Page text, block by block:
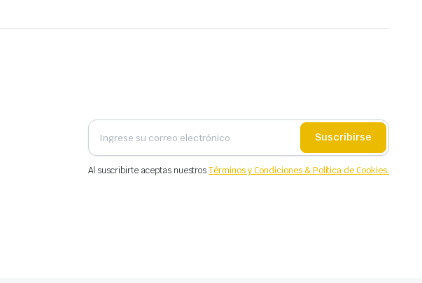
Suscribirse
Al suscribirte aceptas nuestrosTérminos y Condiciones & Política de Cookies.